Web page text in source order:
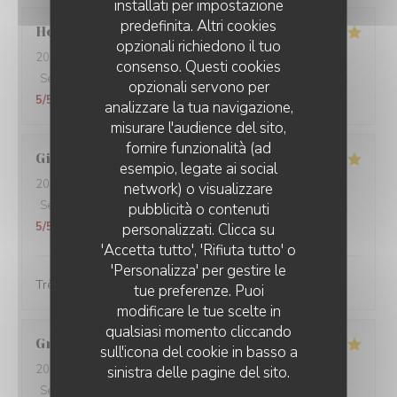
installati per impostazione
predefinita. Altri cookies
opzionali richiedono il tuo
consenso. Questi cookies
opzionali servono per
analizzare la tua navigazione,
misurare l'audience del sito,
fornire funzionalità (ad
esempio, legate ai social
network) o visualizzare
pubblicità o contenuti
personalizzati. Clicca su
'Accetta tutto', 'Rifiuta tutto' o
'Personalizza' per gestire le
tue preferenze. Puoi
modificare le tue scelte in
qualsiasi momento cliccando
sull'icona del cookie in basso a
sinistra delle pagine del sito.
Hervé
2026-07-03
- 19:30 - Ospiti 2
Servizio
Atmosfera /5
5/5
Gilles
2026-06-23
- 12:30 - Ospiti 5
Servizio
Atmosfera:5/5 Cucina:5/5 Qualità / Prezzo
5/5
Très bon et très convivial
Grégoire V
2026-06-18
- 20:45 - Ospiti 2
Servizio